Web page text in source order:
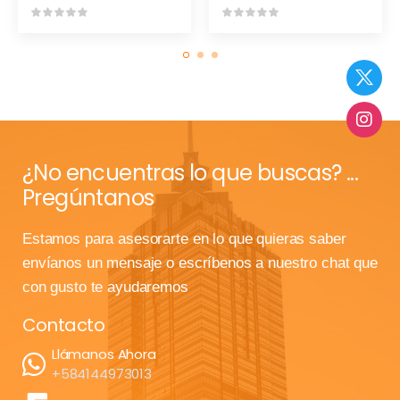
¿No encuentras lo que buscas? ...
Pregúntanos
Estamos para asesorarte en lo que quieras saber
envíanos un mensaje o escríbenos a nuestro chat que
con gusto te ayudaremos
Contacto
Llámanos Ahora
+584144973013